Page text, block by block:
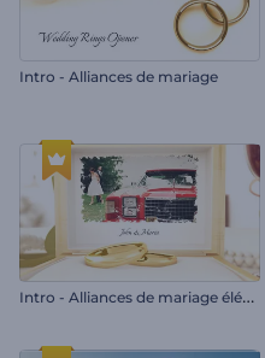
Intro - Alliances de mariage
I
ntro - Alliances de mariage élégantes